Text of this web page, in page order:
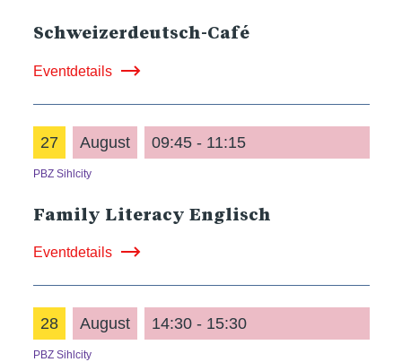
Schweizerdeutsch-Café
Eventdetails
27 August 09:45 - 11:15
PBZ Sihlcity
Family Literacy Englisch
Eventdetails
28 August 14:30 - 15:30
PBZ Sihlcity